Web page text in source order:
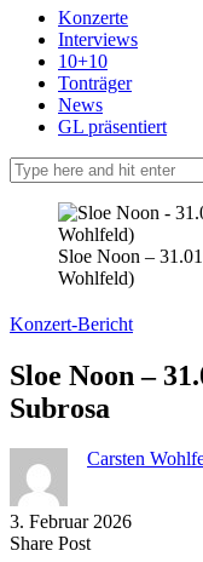
Konzerte
Interviews
10+10
Tonträger
News
GL präsentiert
Sloe Noon –
Wohlfeld)
Konzert-Bericht
Sloe Noon –
Subrosa
Carsten
3. Februar 2026
Share PostShare
Copy
Send